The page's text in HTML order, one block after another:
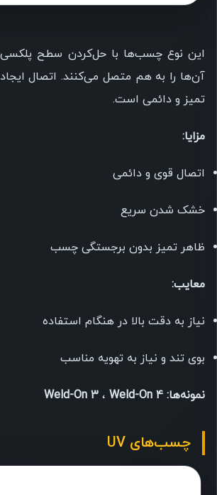
این نوع چسب‌ها با حل‌کردن سطح
آن‌ها را به هم متصل می‌کنند. اتصال
تمیز و دائمی است.
مزایا:
اتصال قوی و دائمی
خشک شدن سریع
ظاهر تمیز بدون برجستگی چسب
معایب:
نیاز به دقت بالا در هنگام استفاده
بوی تند و نیاز به تهویه مناسب
نمونه‌ها: Weld-On 3 ، Weld-On 4
چسب‌های UV